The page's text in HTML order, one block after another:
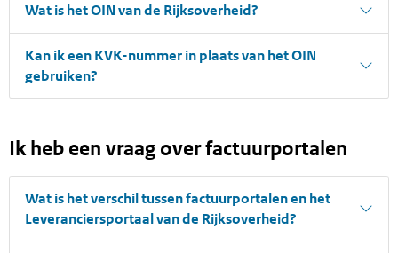
Wat is het OIN van de Rijksoverheid?
Kan ik een KVK-nummer in plaats van het OIN
gebruiken?
Ik heb een vraag over factuurportalen
Wat is het verschil tussen factuurportalen en het
Leveranciersportaal van de Rijksoverheid?